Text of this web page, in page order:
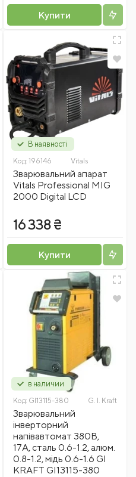
Купити
В наявності
Код: 196146 Vitals
Зварювальний апарат
Vitals Professional MIG
2000 Digital LCD
16 338 ₴
Купити
в наличии
Код: GI13115-380 G. I. Kraft
Зварювальний
інверторний
напівавтомат 380В,
17А, сталь 0.6-1.2, алюм.
0.8-1.2, мідь 0.6-1.6 GI
KRAFT GI13115-380